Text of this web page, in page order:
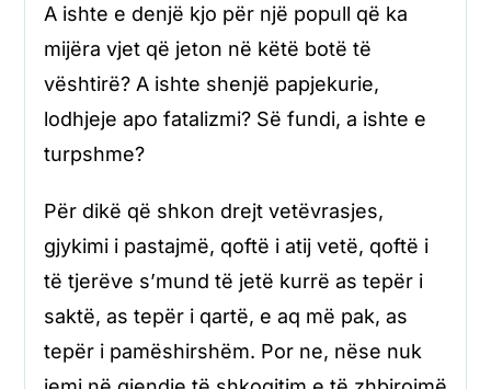
A ishte e denjë kjo për një popull që ka
mijëra vjet që jeton në këtë botë të
vështirë? A ishte shenjë papjekurie,
lodhjeje apo fatalizmi? Së fundi, a ishte e
turpshme?
Për dikë që shkon drejt vetëvrasjes,
gjykimi i pastajmë, qoftë i atij vetë, qoftë i
të tjerëve s’mund të jetë kurrë as tepër i
saktë, as tepër i qartë, e aq më pak, as
tepër i pamëshirshëm. Por ne, nëse nuk